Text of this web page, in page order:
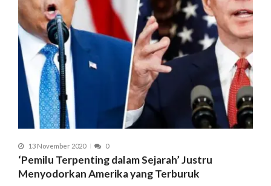
13 November 2020 0
‘Pemilu Terpenting dalam Sejarah’ Justru
Menyodorkan Amerika yang Terburuk